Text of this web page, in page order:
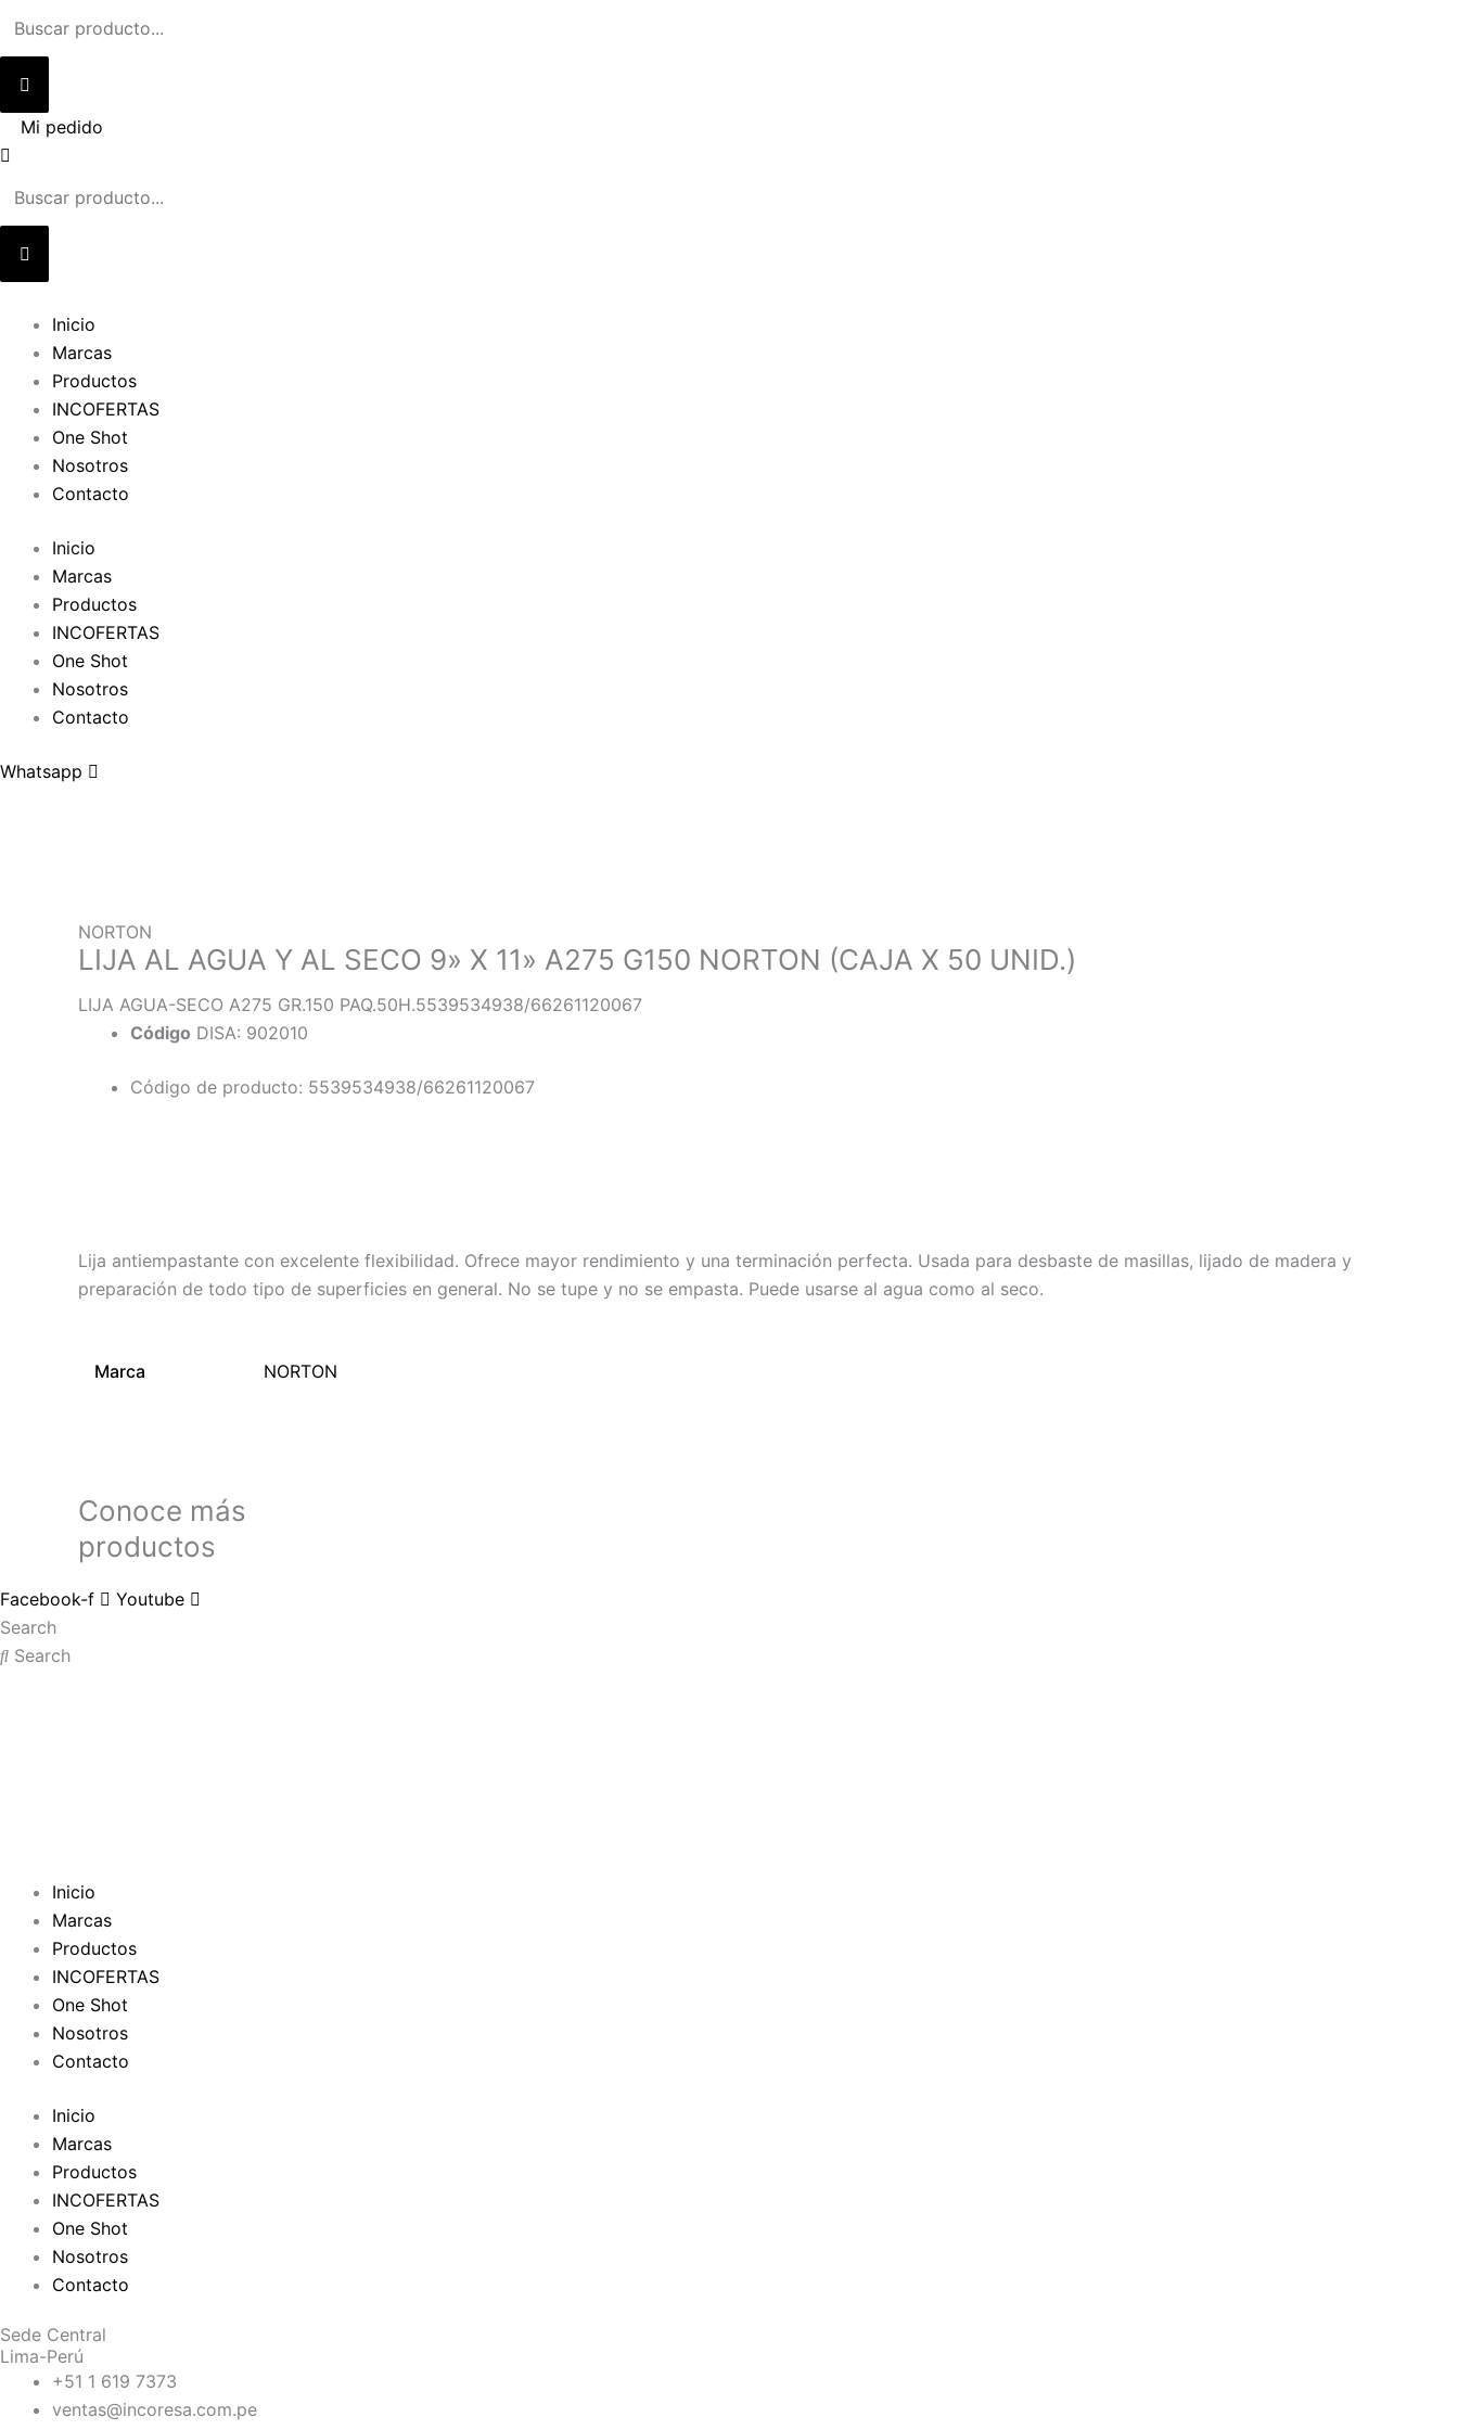
Mi pedido
Inicio
Marcas
Productos
INCOFERTAS
One Shot
Nosotros
Contacto
Inicio
Marcas
Productos
INCOFERTAS
One Shot
Nosotros
Contacto
Whatsapp
NORTON
LIJA AL AGUA Y AL SECO 9» X 11» A275 G150 NORTON (CAJA X 50 UNID.)
LIJA AGUA-SECO A275 GR.150 PAQ.50H.5539534938/66261120067
Código DISA: 902010
Código de producto: 5539534938/66261120067
Lija antiempastante con excelente flexibilidad. Ofrece mayor rendimiento y una terminación perfecta. Usada para desbaste de masillas, lijado de madera y
preparación de todo tipo de superficies en general. No se tupe y no se empasta. Puede usarse al agua como al seco.
Marca NORTON
Conoce más
productos
Facebook-f
Youtube
Search
Search
Inicio
Marcas
Productos
INCOFERTAS
One Shot
Nosotros
Contacto
Inicio
Marcas
Productos
INCOFERTAS
One Shot
Nosotros
Contacto
Sede Central
Lima-Perú
+51 1 619 7373
ventas@incoresa.com.pe